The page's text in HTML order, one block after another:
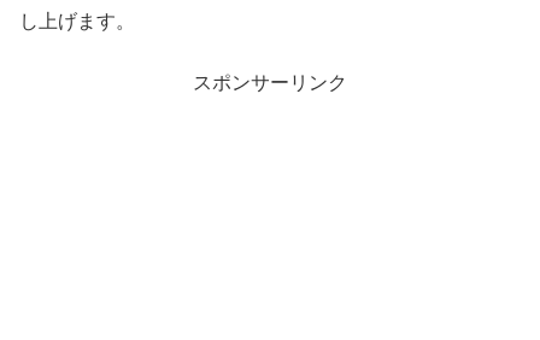
し上げます。
スポンサーリンク